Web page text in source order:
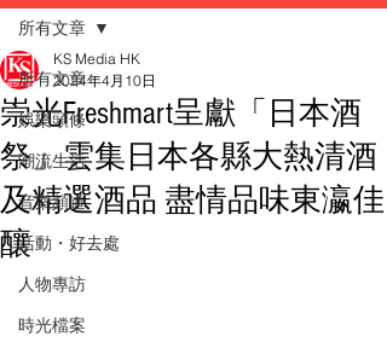
所有文章
娛樂頭條
潮流生活
音樂頻道
活動・好去處
人物專訪
時光檔案
所有文章
崇光Freshmart呈獻「日本酒
祭」雲集日本各縣大熱清酒
及精選酒品 盡情品味東瀛佳
釀
KS Media HK
2024年4月10日